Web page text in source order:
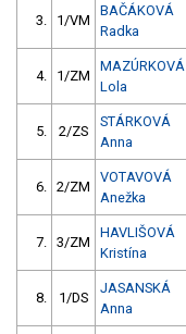
3. 1/VM
BAČÁKOVÁ
Radka
4. 1/ZM
MAZÚRKOVÁ
Lola
5. 2/ZS
STÁRKOVÁ
Anna
6. 2/ZM
VOTAVOVÁ
Anežka
7. 3/ZM
HAVLIŠOVÁ
Kristína
8. 1/DS
JASANSKÁ
Anna